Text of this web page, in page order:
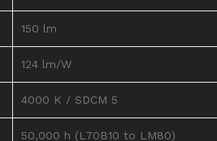
150 lm
124 lm/W
4000 K / SDCM 5
50,000 h (L70B10 to LM80)